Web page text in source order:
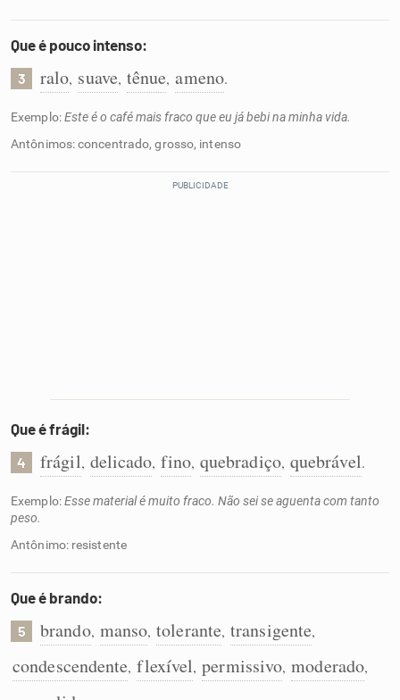
Que é pouco intenso:
3 ralo, suave, tênue, ameno.
Exemplo:Este é o café mais fraco que eu já bebi na minha vida.
Antônimos: concentrado, grosso, intenso
Que é frágil:
4 frágil, delicado, fino, quebradiço, quebrável.
Exemplo:Esse material é muito fraco. Não sei se aguenta com tanto
peso.
Antônimo: resistente
Que é brando:
5 brando, manso, tolerante, transigente,
condescendente, flexível, permissivo, moderado,